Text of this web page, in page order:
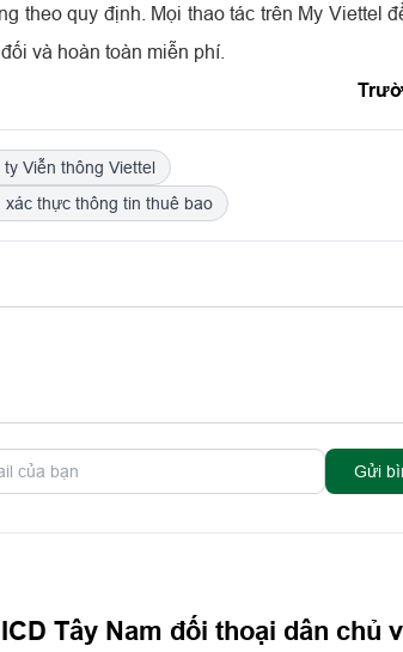
theo quy định. Mọi thao tác trên My Viettel
và hoàn toàn miễn phí.
Viễn thông Viettel
thực thông tin thuê bao
Gửi
Tây Nam đối thoại dân chủ